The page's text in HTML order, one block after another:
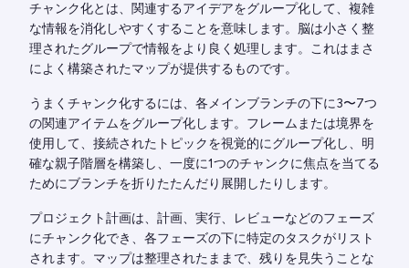
チャンク化とは、関連するアイデアをグループ化して、複雑
な情報を消化しやすくすることを意味します。脳は小さく整
理されたグループで情報をより良く処理します。これはまさ
によく構築されたマップが提供するものです。
うまくチャンク化するには、各メインブランチの下に3〜7つ
の関連アイテムをグループ化します。フレームまたは境界を
使用して、接続されたトピックを視覚的にグループ化し、明
確な親子階層を構築し、一度に1つのチャンクに焦点を当てる
ためにブランチを折りたたんだり展開したりします。
プロジェクト計画は、計画、実行、レビューなどのフェーズ
にチャンク化でき、各フェーズの下に特定のタスクがリスト
されます。マップは整理されたままで、残りを見失うことな